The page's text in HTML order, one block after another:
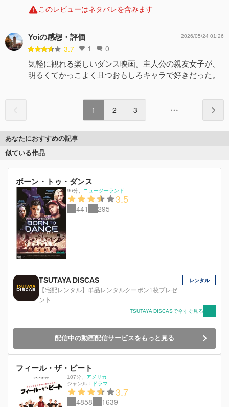
このレビューはネタバレを含みます
Yoiの感想・評価
3.7 1 0
2026/05/24 01:26
気軽に観れる楽しいダンス映画。主人公の親友女子が、
明るくてかっこよく且つおもしろキャラで好きだった。
1 2 3
あなたにおすすめの記事
似ている作品
ボーン・トゥ・ダンス
96分 ニュージーランド
3.5
441 295
TSUTAYA DISCAS
【宅配レンタル】単品レンタルクーポン1枚プレゼ
ント
レンタル
TSUTAYA DISCASで今すぐ見る
配信中の動画配信サービスをもっと見る
フィール・ザ・ビート
107分
アメリカ
ジャンル：
ドラマ
3.7
4858 1639